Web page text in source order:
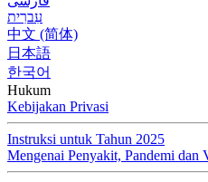
עִברִית
中文 (简体)
日本語
한국어
Hukum
Kebijakan Privasi
Instruksi untuk Tahun 2025
Mengenai Penyakit, Pandemi dan